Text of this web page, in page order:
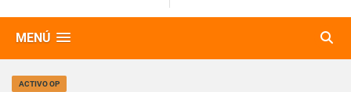
MENÚ
ACTIVO OP